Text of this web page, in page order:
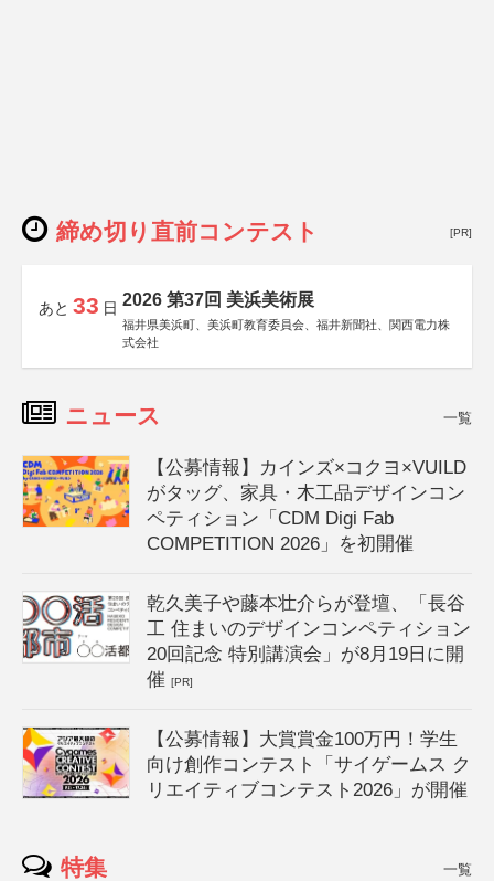
締め切り直前コンテスト [PR]
あと 33 日 2026 第37回 美浜美術展
福井県美浜町、美浜町教育委員会、福井新聞社、関西電力株
式会社
ニュース 一覧
【公募情報】カインズ×コクヨ×VUILD
がタッグ、家具・木工品デザインコン
ペティション「CDM Digi Fab
COMPETITION 2026」を初開催
乾久美子や藤本壮介らが登壇、「長谷
工 住まいのデザインコンペティション
20回記念 特別講演会」が8月19日に開
催[PR]
【公募情報】大賞賞金100万円！学生
向け創作コンテスト「サイゲームス ク
リエイティブコンテスト2026」が開催
特集 一覧